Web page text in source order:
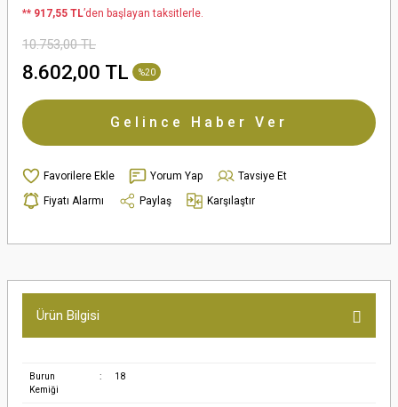
** 917,55 TL’den başlayan taksitlerle.
10.753,00 TL
8.602,00 TL %20
Gelince Haber Ver
Yorum Yap
Tavsiye Et
Fiyatı Alarmı
Paylaş Karşılaştır
Ürün Bilgisi
Burun
Kemiği
: 18